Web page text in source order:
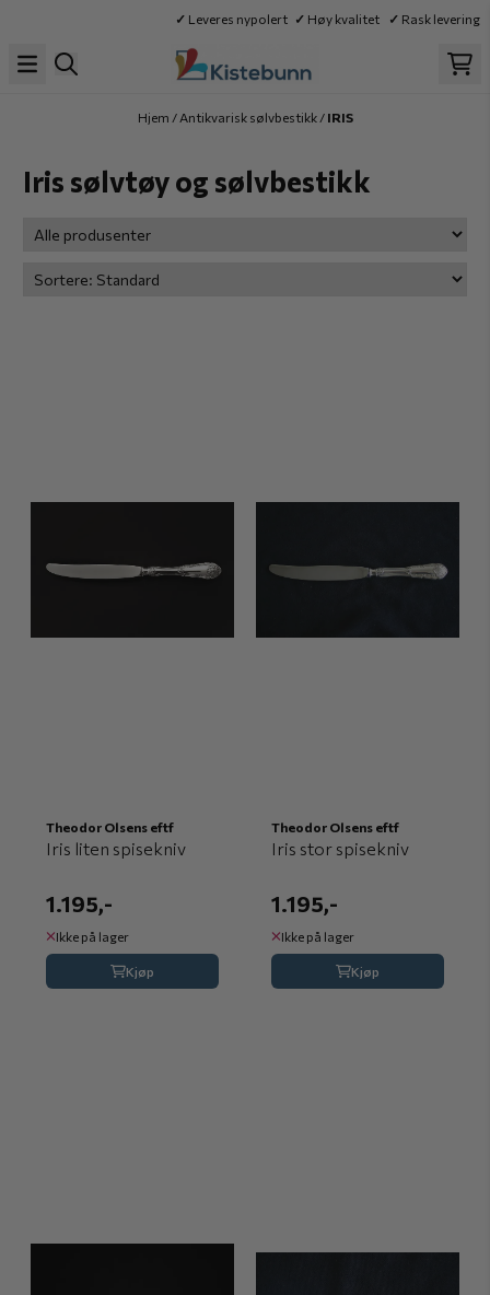
Leveres nypolert✓Høy kvalitet✓Rask levering
Hjem / Antikvarisk sølvbestikk / IRIS
Iris sølvtøy og sølvbestikk
Theodor Olsens eftf
Iris liten spisekniv
1.195,-
Ikke på lager
Kjøp
Theodor Olsens eftf
Iris stor spisekniv
1.195,-
Ikke på lager
Kjøp